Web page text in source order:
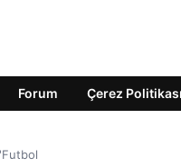
Forum Çerez Politikası